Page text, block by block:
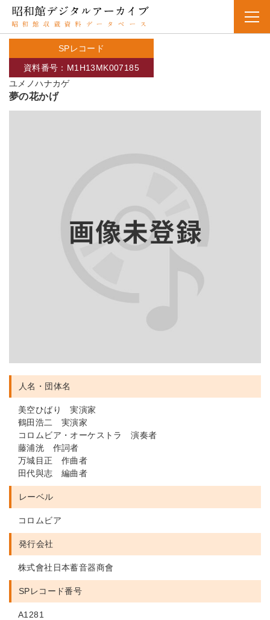
SPレコード
ユメノハナカゲ
資料番号：M1H13MK007185
夢の花かげ
人名・団体名
美空ひばり 実演家
鶴田浩二 実演家
コロムビア・オーケストラ 演奏者
藤浦洸 作詞者
万城目正 作曲者
田代與志 編曲者
レーベル
コロムビア
発行会社
株式會社日本蓄音器商會
SPレコード番号
A1281